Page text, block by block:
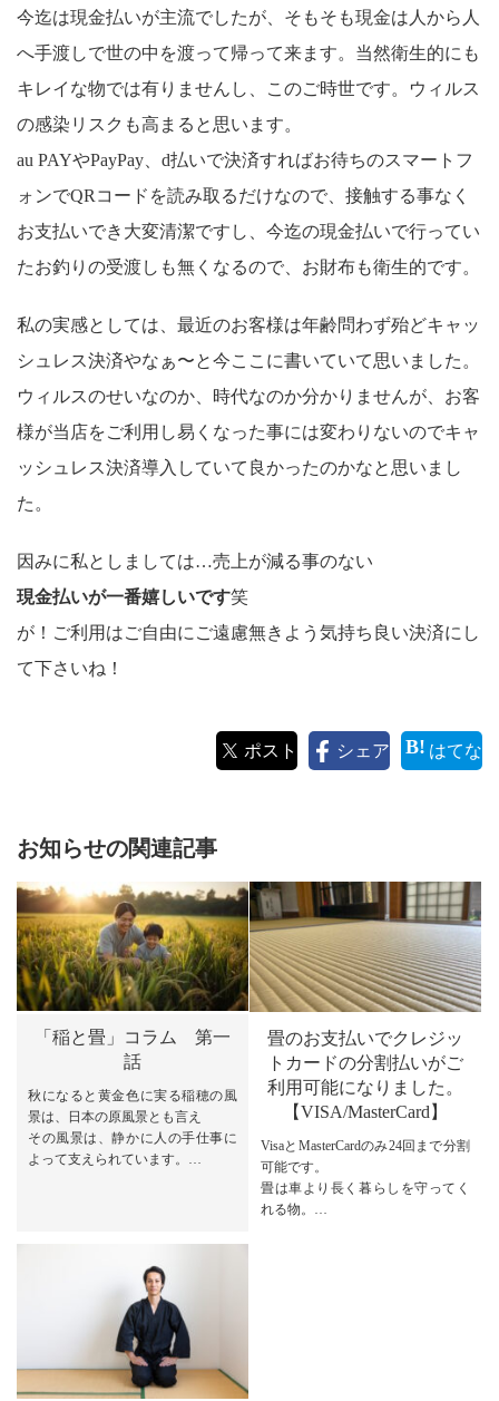
今迄は現金払いが主流でしたが、そもそも現金は人から人
へ手渡しで世の中を渡って帰って来ます。当然衛生的にも
キレイな物では有りませんし、このご時世です。ウィルス
の感染リスクも高まると思います。
au PAYやPayPay、d払いで決済すればお待ちのスマートフ
ォンでQRコードを読み取るだけなので、接触する事なく
お支払いでき大変清潔ですし、今迄の現金払いで行ってい
たお釣りの受渡しも無くなるので、お財布も衛生的です。
私の実感としては、最近のお客様は年齢問わず殆どキャッ
シュレス決済やなぁ〜と今ここに書いていて思いました。
ウィルスのせいなのか、時代なのか分かりませんが、お客
様が当店をご利用し易くなった事には変わりないのでキャ
ッシュレス決済導入していて良かったのかなと思いまし
た。
因みに私としましては…売上が減る事のない
現金払いが一番嬉しいです笑
が！ご利用はご自由にご遠慮無きよう気持ち良い決済にし
て下さいね！
ポスト シェア はてな
お知らせの関連記事
「稲と畳」コラム 第一
話
秋になると黄金色に実る稲穂の風
景は、日本の原風景とも言え
その風景は、静かに人の手仕事に
よって支えられています。
畳のお支払いでクレジッ
トカードの分割払いがご
利用可能になりました。
【VISA/MasterCard】
VisaとMasterCardのみ24回まで分割
可能です。
畳は車より長く暮らしを守ってく
れる物。